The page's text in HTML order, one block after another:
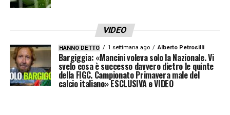
VIDEO
HANNO DETTO 1 settimana ago Alberto Petrosilli
Bargiggia: «Mancini voleva solo la Nazionale. Vi
svelo cosa è successo davvero dietro le quinte
della FIGC. Campionato Primavera male del
calcio italiano» ESCLUSIVA e VIDEO